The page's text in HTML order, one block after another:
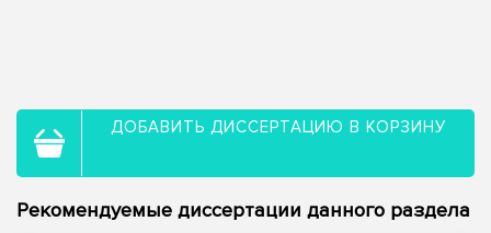
ДОБАВИТЬ ДИССЕРТАЦИЮ В КОРЗИНУ
Рекомендуемые диссертации данного раздела